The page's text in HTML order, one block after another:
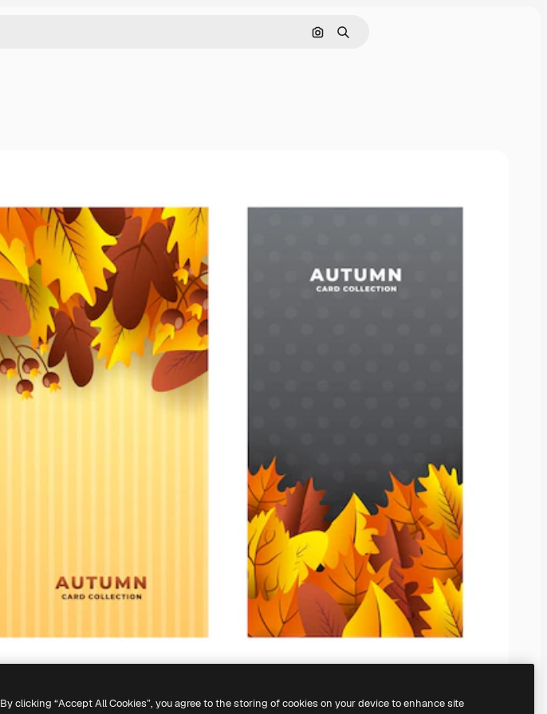
Cerca per immagine
Ricerca
By clicking “Accept All Cookies”, you agree to the storing of cookies on your device to enhance site